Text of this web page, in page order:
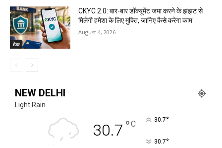
टेक
CKYC 2.0: बार-बार डॉक्यूमेंट जमा करने के झंझट से
मिलेगी हमेशा के लिए मुक्ति, जानिए कैसे करेगा काम
August 4, 2026
NEW DELHI
Light Rain
30.7 °C 30.7°
30.7°